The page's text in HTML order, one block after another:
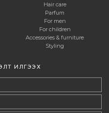
Hair care
Parfum
For men
For children
Accessories & furniture
Styling
ИЛГЭЭХ